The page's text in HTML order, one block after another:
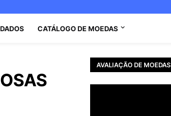
CATÁLOGO DE MOEDAS
AVALIAÇÃO DE MOEDAS